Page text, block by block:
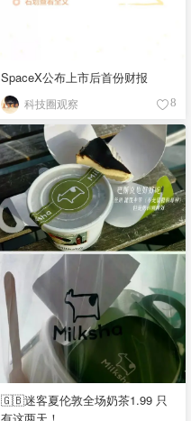
SpaceX公布上市后首份财报
科技圈观察 8
🇬🇧迷客夏伦敦全场奶茶1.99 只